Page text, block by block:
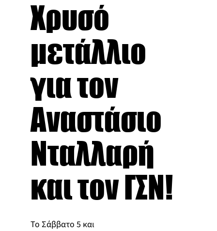
Χρυσό
μετάλλιο
για τον
Αναστάσιο
Νταλλαρή
και τον ΓΣΝ!
Το Σάββατο 5 και